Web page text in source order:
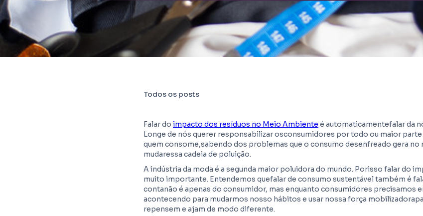
Todos os posts
Falar do impacto dos resíduos no Meio Ambiente é automaticamentefalar da
Longe de nós querer responsabilizar osconsumidores por todo ou maior
quem consome,sabendo dos problemas que o consumo desenfreado gera no
mudaressa cadeia de poluição.
A indústria da moda é a segunda maior poluidora do mundo. Porisso falar do
muito importante. Entendemos quefalar de consumo sustentável também é
contanão é apenas do consumidor, mas enquanto consumidores precisamos
acontecendo para mudarmos nosso hábitos e usar nossa força
repensem e ajam de modo diferente.